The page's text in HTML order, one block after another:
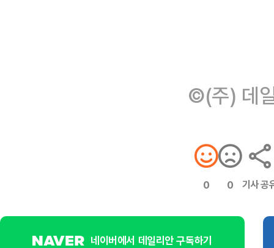
©(주) 데
0 0 기사 공
네이버에서 데일리안 구독하기